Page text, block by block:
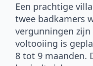
Een prachtige
twee badkamers
vergunningen
voltooiing is
8 tot 9 maanden.